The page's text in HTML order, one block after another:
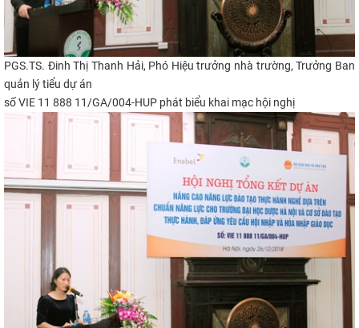
PGS.TS. Đinh Thị Thanh Hải, Phó Hiệu trưởng nhà trường, Trưởng Ban
quản lý tiểu dự án
số VIE 11 888 11/GA/004-HUP phát biểu khai mạc hội nghị